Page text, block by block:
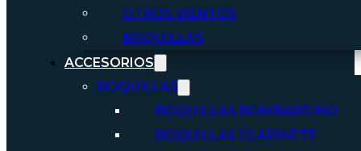
OTROS VIENTOS
BOQUILLAS
ACCESORIOS
BOQUILLAS
BOQUILLAS BOMBARDINO
BOQUILLAS CLARINETE